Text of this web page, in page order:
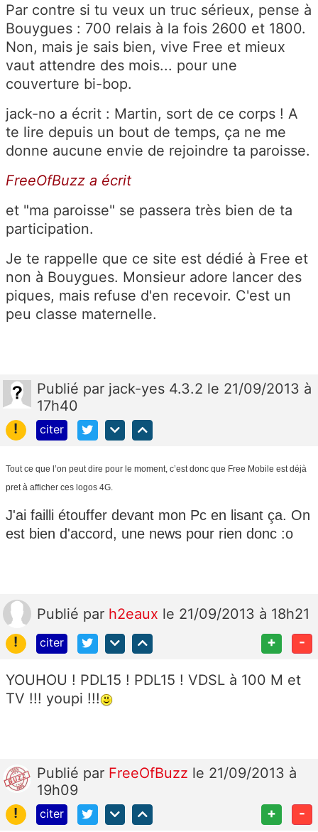
Par contre si tu veux un truc sérieux, pense à
Bouygues : 700 relais à la fois 2600 et 1800.
Non, mais je sais bien, vive Free et mieux
vaut attendre des mois... pour une
couverture bi-bop.
jack-no a écrit : Martin, sort de ce corps ! A
te lire depuis un bout de temps, ça ne me
donne aucune envie de rejoindre ta paroisse.
FreeOfBuzz a écrit
et "ma paroisse" se passera très bien de ta
participation.
Je te rappelle que ce site est dédié à Free et
non à Bouygues. Monsieur adore lancer des
piques, mais refuse d'en recevoir. C'est un
peu classe maternelle.
Publié par jack-yes 4.3.2 le 21/09/2013 à
17h40
!
citer
Tout ce que l’on peut dire pour le moment, c’est donc que Free Mobile est déjà
pret à afficher ces logos 4G.
J'ai failli étouffer devant mon Pc en lisant ça. On
est bien d'accord, une news pour rien donc :o
Publié par h2eaux le 21/09/2013 à 18h21
!
citer + -
YOUHOU ! PDL15 ! PDL15 ! VDSL à 100 M et
TV !!! youpi !!!
Publié par FreeOfBuzz le 21/09/2013 à
19h09
!
citer + -